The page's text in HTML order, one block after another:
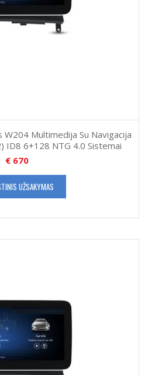
W204 Multimedija Su Navigacija
ID8 6+128 NTG 4.0 Sistemai
€ 670
UŽSAKYMAS